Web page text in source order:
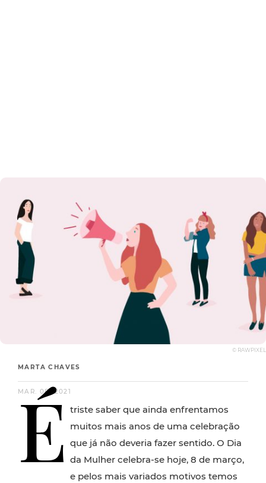
© RAWPIXEL
MARTA CHAVES
MAR. 08, 2021
É triste saber que ainda enfrentamos
muitos mais anos de uma celebração
que já não deveria fazer sentido. O Dia
da Mulher celebra-se hoje, 8 de março,
e pelos mais variados motivos temos